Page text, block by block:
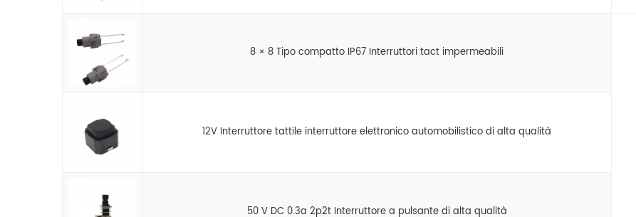
8 × 8 Tipo compatto IP67 Interruttori tact impermeabili
12V Interruttore tattile interruttore elettronico automobilistico di alta qualità
50 V DC 0.3a 2p2t Interruttore a pulsante di alta qualità